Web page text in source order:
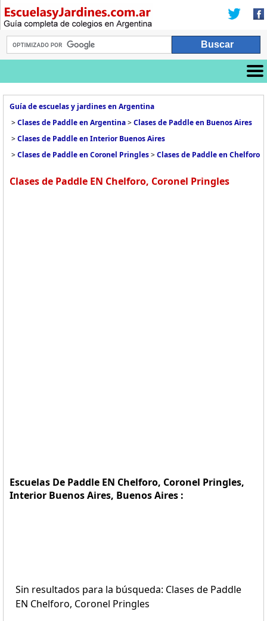
Guía de escuelas y jardines en Argentina
>Clases de Paddle en Argentina>Clases de Paddle en Buenos Aires
>Clases de Paddle en Interior Buenos Aires
>Clases de Paddle en Coronel Pringles>Clases de Paddle en Chelforo
Clases de Paddle EN Chelforo, Coronel Pringles
Escuelas De Paddle EN Chelforo, Coronel Pringles,
Interior Buenos Aires, Buenos Aires :
Sin resultados para la búsqueda: Clases de Paddle
EN Chelforo, Coronel Pringles